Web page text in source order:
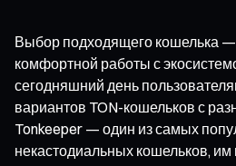
Выбор подходящего кошелька
комфортной работы с
сегодняшний день
вариантов TON-кошельков с
Tonkeeper — один из самых
некастодиальных кошельков,